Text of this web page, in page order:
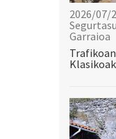
2026/07/
Garraioa
Klasikoak